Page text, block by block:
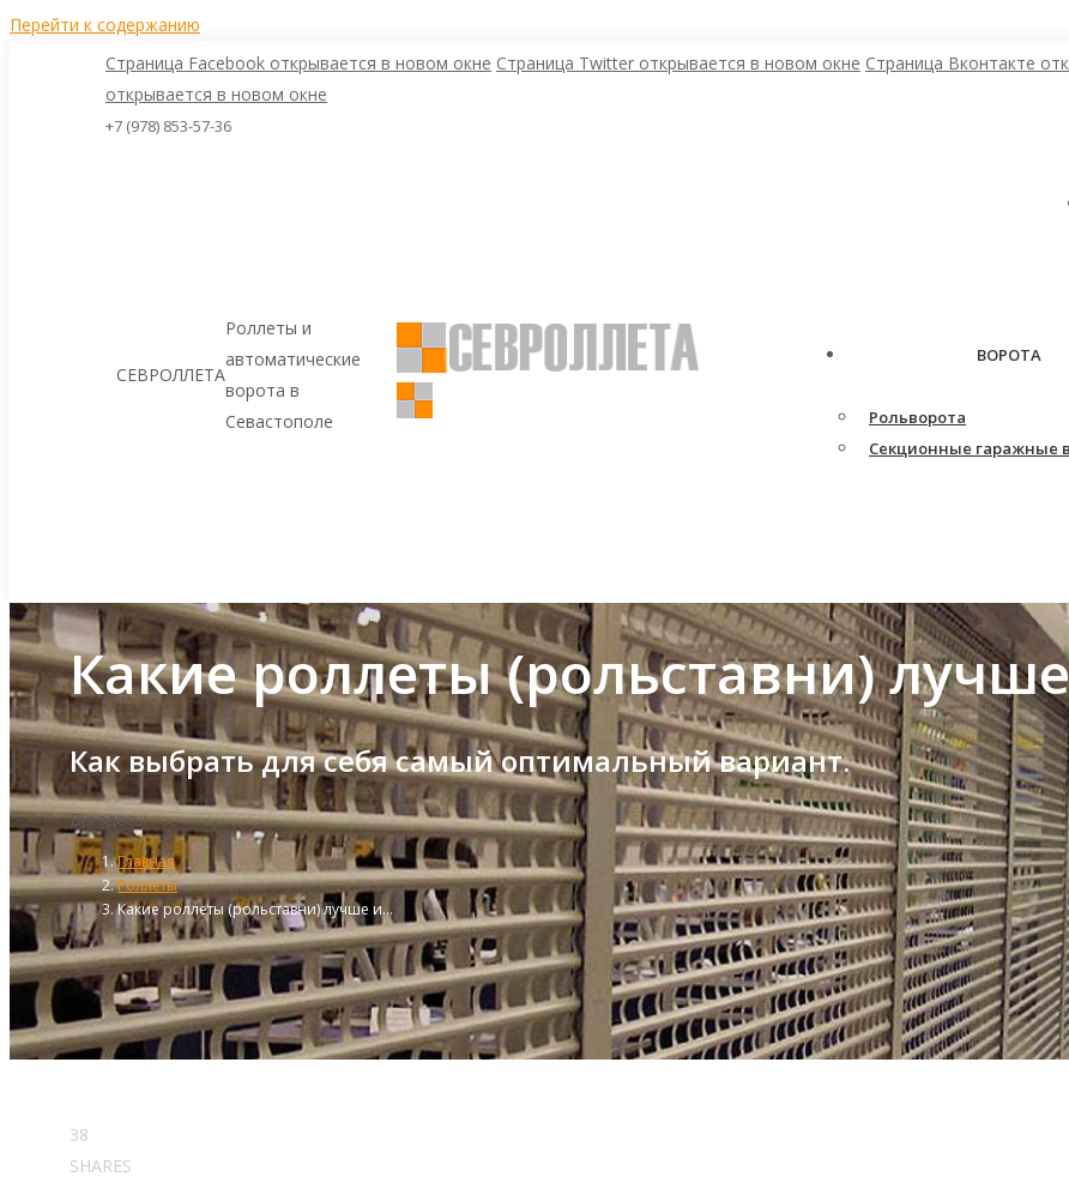
Перейти к содержанию
Страница Facebook открывается в новом окне Страница Twitter открывается в новом окне Страница Вконтакте
открывается в новом окне
+7 (978) 853-57-36
СЕВРОЛЛЕТА
Роллеты и
автоматические
ворота в
Севастополе
ВОРОТА
Рольворота
Секционные гаражные
Какие роллеты (рольставни)
Как выбрать для себя самый оптимальный вариант.
Вы здесь:
Главная
Роллеты
Какие роллеты (рольставни) лучше и…
38
SHARES